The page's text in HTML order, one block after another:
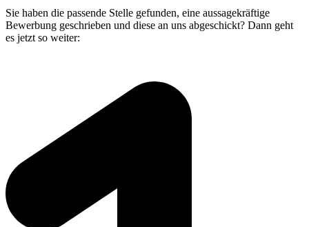
Sie haben die passende Stelle gefunden, eine aussagekräftige
Bewerbung geschrieben und diese an uns abgeschickt? Dann geht
es jetzt so weiter: